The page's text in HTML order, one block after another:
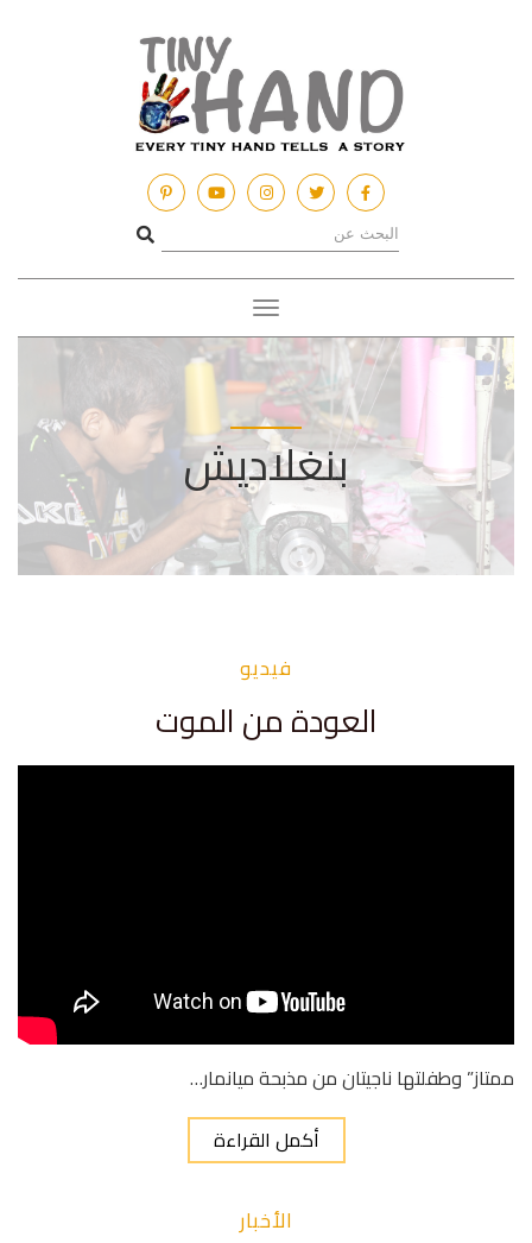
Toggle
navigation
بنغلاديش
فيديو
العودة من الموت
ممتاز” وطفلتها ناجيتان من مذبحة ميانمار…
أكمل القراءة
الأخبار